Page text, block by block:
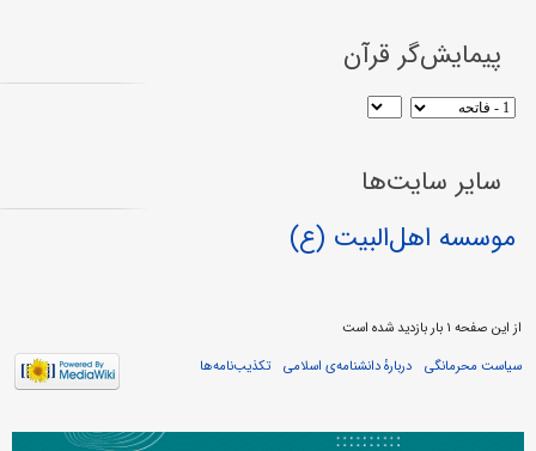
پیمایش‌گر قرآن
سایر سایت‌ها
موسسه اهل‌البیت (ع)
از این صفحه ۱ بار بازدید شده است
سیاست محرمانگی
دربارهٔ دانشنامه‌ی اسلامی تکذیب‌نامه‌ها